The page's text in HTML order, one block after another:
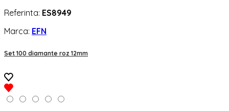
Referinta: ES8949
Marca: EFN
Set 100 diamante roz 12mm